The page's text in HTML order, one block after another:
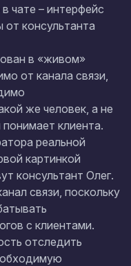
чате – интерфейс
от консультанта
в «живом»
от канала связи,
же человек, а не
клиента.
реальной
картинкой
консультант Олег.
связи, поскольку
с клиентами.
отследить